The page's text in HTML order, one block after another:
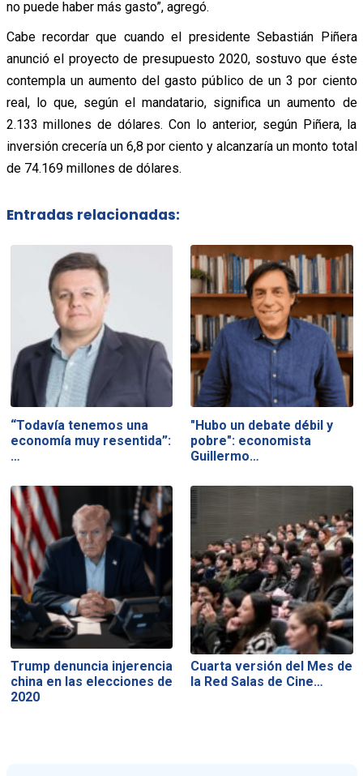
no puede haber más gasto”, agregó.
Cabe recordar que cuando el presidente Sebastián Piñera
anunció el proyecto de presupuesto 2020, sostuvo que éste
contempla un aumento del gasto público de un 3 por ciento
real, lo que, según el mandatario, significa un aumento de
2.133 millones de dólares. Con lo anterior, según Piñera, la
inversión crecería un 6,8 por ciento y alcanzaría un monto total
de 74.169 millones de dólares.
Entradas relacionadas:
“Todavía tenemos una
economía muy resentida”:
…
"Hubo un debate débil y
pobre": economista
Guillermo…
Trump denuncia injerencia
china en las elecciones de
2020
Cuarta versión del Mes de
la Red Salas de Cine…